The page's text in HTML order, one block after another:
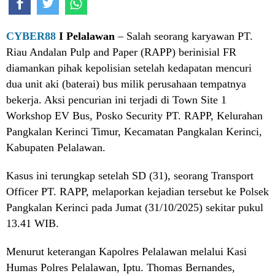
CYBER88 I Pelalawan – Salah seorang karyawan PT.
Riau Andalan Pulp and Paper (RAPP) berinisial FR
diamankan pihak kepolisian setelah kedapatan mencuri
dua unit aki (baterai) bus milik perusahaan tempatnya
bekerja. Aksi pencurian ini terjadi di Town Site 1
Workshop EV Bus, Posko Security PT. RAPP, Kelurahan
Pangkalan Kerinci Timur, Kecamatan Pangkalan Kerinci,
Kabupaten Pelalawan.
Kasus ini terungkap setelah SD (31), seorang Transport
Officer PT. RAPP, melaporkan kejadian tersebut ke Polsek
Pangkalan Kerinci pada Jumat (31/10/2025) sekitar pukul
13.41 WIB.
Menurut keterangan Kapolres Pelalawan melalui Kasi
Humas Polres Pelalawan, Iptu. Thomas Bernandes,